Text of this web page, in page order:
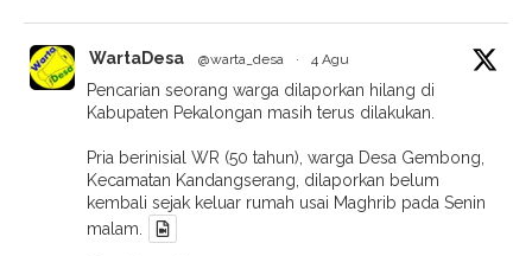
WartaDesa @warta_desa · 4 Agu
Pencarian seorang warga dilaporkan hilang di
Kabupaten Pekalongan masih terus dilakukan.
Pria berinisial WR (50 tahun), warga Desa Gembong,
Kecamatan Kandangserang, dilaporkan belum
kembali sejak keluar rumah usai Maghrib pada Senin
malam.